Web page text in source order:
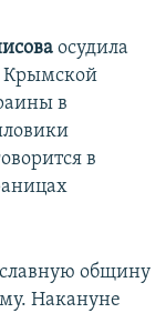
осудила
Крымской
в
в
общину
Накануне